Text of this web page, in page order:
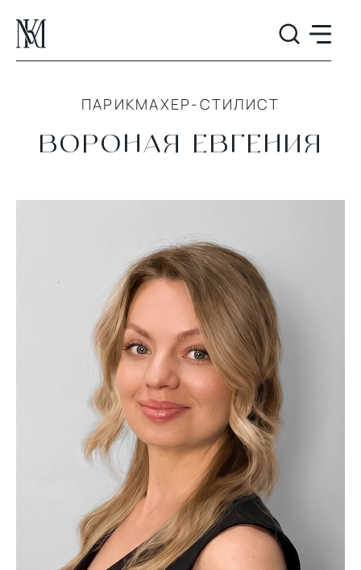
ПАРИКМАХЕР-СТИЛИСТ
ВОРОНАЯ ЕВГЕНИЯ